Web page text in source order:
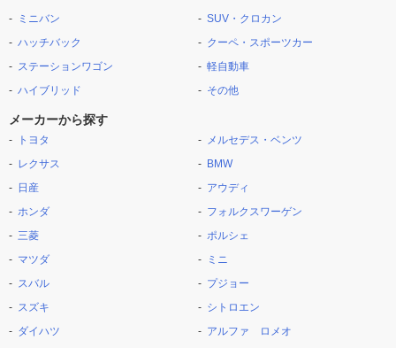
ミニバン
ハッチバック
ステーションワゴン
ハイブリッド
SUV・クロカン
クーペ・スポーツカー
軽自動車
その他
メーカーから探す
トヨタ
レクサス
日産
ホンダ
三菱
マツダ
スバル
スズキ
ダイハツ
メルセデス・ベンツ
BMW
アウディ
フォルクスワーゲン
ポルシェ
ミニ
プジョー
シトロエン
アルファ ロメオ